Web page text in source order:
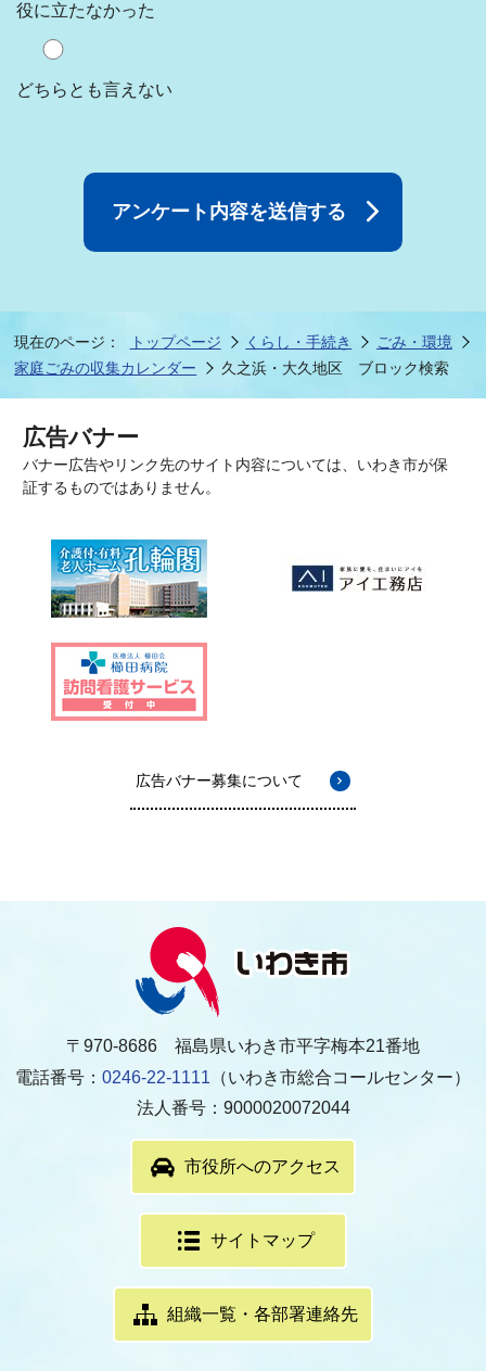
役に立たなかった
どちらとも言えない
現在のページ： トップページ くらし・手続き
ごみ・環境
家庭ごみの収集カレンダー
久之浜・大久地区 ブロック検索
広告バナー
バナー広告やリンク先のサイト内容については、いわき市が保
証するものではありません。
広告バナー募集について
〒970-8686 福島県いわき市平字梅本21番地
電話番号： 0246-22-1111 （いわき市総合コールセンター）
法人番号：9000020072044
市役所へのアクセス
サイトマップ
組織一覧・各部署連絡先